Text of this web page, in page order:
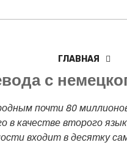
ГЛАВНАЯ
с
почти 80
в качестве второго
входит в десятку